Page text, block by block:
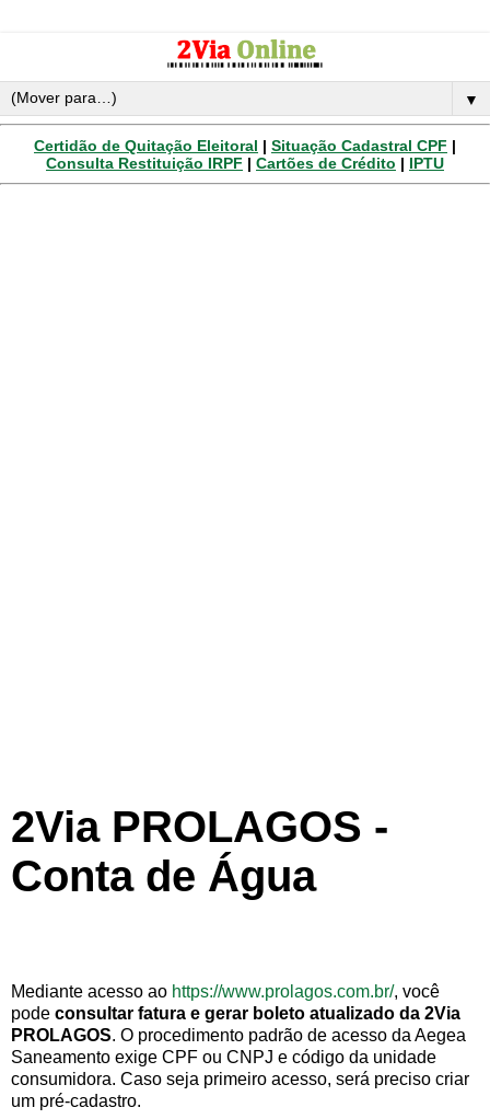
▼
Certidão de Quitação Eleitoral | Situação Cadastral CPF |
Consulta Restituição IRPF | Cartões de Crédito | IPTU
2Via PROLAGOS -
Conta de Água
Mediante acesso ao https://www.prolagos.com.br/, você
pode consultar fatura e gerar boleto atualizado da 2Via
PROLAGOS. O procedimento padrão de acesso da Aegea
Saneamento exige CPF ou CNPJ e código da unidade
consumidora. Caso seja primeiro acesso, será preciso criar
um pré-cadastro.